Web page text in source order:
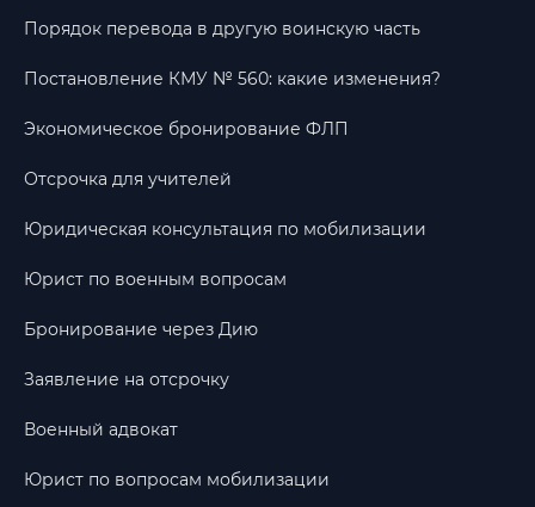
Порядок перевода в другую воинскую часть
Постановление КМУ № 560: какие изменения?
Экономическое бронирование ФЛП
Отсрочка для учителей
Юридическая консультация по мобилизации
Юрист по военным вопросам
Бронирование через Дию
Заявление на отсрочку
Военный адвокат
Юрист по вопросам мобилизации